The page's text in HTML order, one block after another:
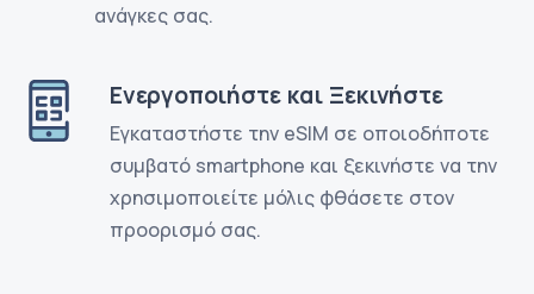
ανάγκες σας.
Ενεργοποιήστε και Ξεκινήστε
Εγκαταστήστε την eSIM σε οποιοδήποτε
συμβατό smartphone και ξεκινήστε να την
χρησιμοποιείτε μόλις φθάσετε στον
προορισμό σας.